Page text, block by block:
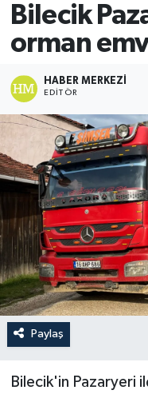
Bilecik
orman
HABER MERKEZI
EDITÖR
Paylaş
Bilecik'in Pazaryeri